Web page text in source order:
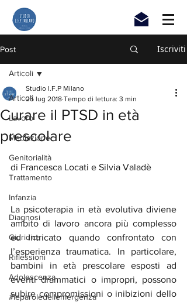
Post Iscriviti
Articoli
Lavoro
Mediazione
Genitorialità
Trattamento
Infanzia
Diagnosi
Giuridica
Riflessioni
Adolescenza
#leparoledellemergenza
Articoli
Curare il PTSD in età
prescolare
Studio I.F.P Milano
25 lug 2018 Tempo di lettura: 3 min
di Francesca Locati e Silvia Valadè
La psicoterapia in età evolutiva diviene
ambito di lavoro ancora più complesso
ed intricato quando confrontato con
l’esperienza traumatica. In particolare,
bambini in età prescolare esposti ad
eventi drammatici o impropri, possono
subire compromissioni o inibizioni dello